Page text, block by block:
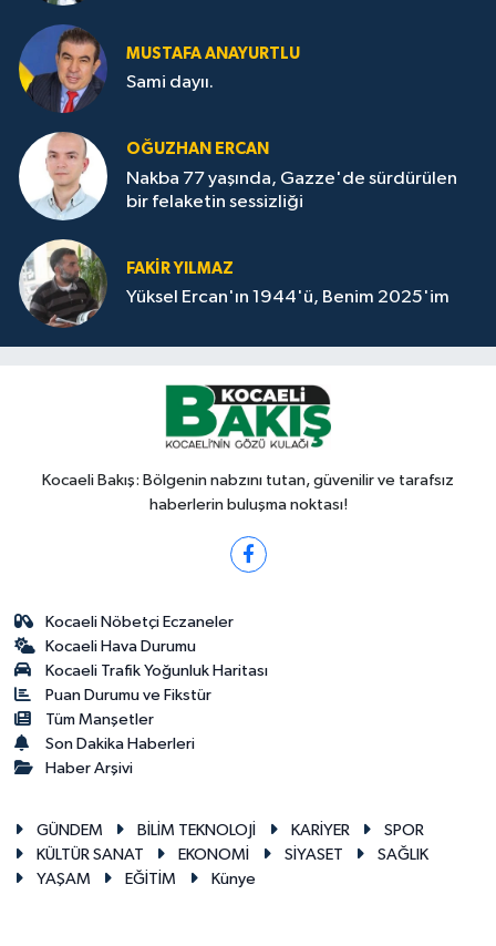
MUSTAFA ANAYURTLU
Sami dayıı.
OĞUZHAN ERCAN
Nakba 77 yaşında, Gazze'de sürdürülen
bir felaketin sessizliği
FAKİR YILMAZ
Yüksel Ercan'ın 1944'ü, Benim 2025'im
Kocaeli Bakış: Bölgenin nabzını tutan, güvenilir ve tarafsız
haberlerin buluşma noktası!
Kocaeli Nöbetçi Eczaneler
Kocaeli Hava Durumu
Kocaeli Trafik Yoğunluk Haritası
Puan Durumu ve Fikstür
Tüm Manşetler
Son Dakika Haberleri
Haber Arşivi
GÜNDEM BİLİM TEKNOLOJİ KARİYER
SPOR
KÜLTÜR SANAT
EKONOMİ SİYASET
SAĞLIK
YAŞAM
EĞİTİM Künye